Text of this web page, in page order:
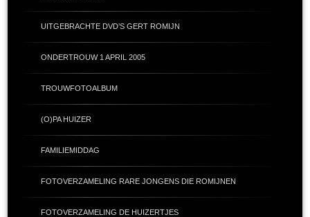
UITGEBRACHTE DVD’S GERT ROMIJN
ONDERTROUW 1 APRIL 2005
TROUWFOTOALBUM
(O)PA HUIZER
FAMILIEMIDDAG
FOTOVERZAMELING RARE JONGENS DIE ROMIJNEN
FOTOVERZAMELING DE HUIZERTJES